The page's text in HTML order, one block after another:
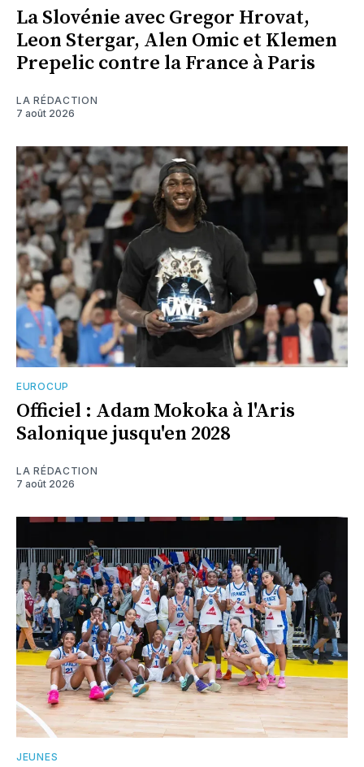
La Slovénie avec Gregor Hrovat,
Leon Stergar, Alen Omic et Klemen
Prepelic contre la France à Paris
LA RÉDACTION
7 août 2026
EUROCUP
Officiel : Adam Mokoka à l'Aris
Salonique jusqu'en 2028
LA RÉDACTION
7 août 2026
JEUNES